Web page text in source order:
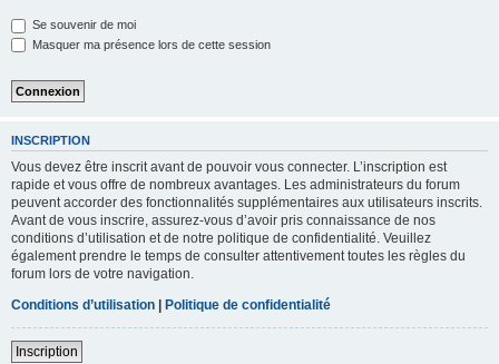
Se souvenir de moi
Masquer ma présence lors de cette session
INSCRIPTION
Vous devez être inscrit avant de pouvoir vous connecter. L’inscription est
rapide et vous offre de nombreux avantages. Les administrateurs du forum
peuvent accorder des fonctionnalités supplémentaires aux utilisateurs inscrits.
Avant de vous inscrire, assurez-vous d’avoir pris connaissance de nos
conditions d’utilisation et de notre politique de confidentialité. Veuillez
également prendre le temps de consulter attentivement toutes les règles du
forum lors de votre navigation.
Conditions d’utilisation | Politique de confidentialité
Inscription